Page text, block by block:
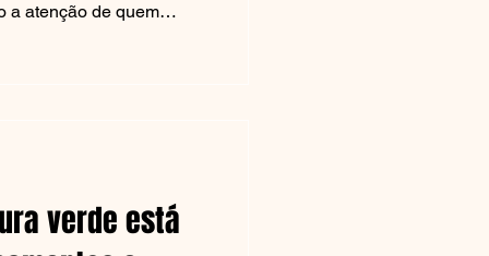
a atenção de quem
de elevado
verde está